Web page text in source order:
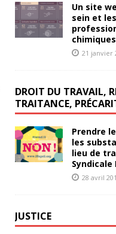
Un site
sein et
chimiques
21 janvier
DROIT DU TRAVAIL,
TRAITANCE,
Prendre
les
lieu de
28 avril
JUSTICE